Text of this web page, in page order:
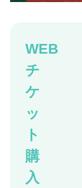
WEB
チ
ケ
ッ
ト
購
入